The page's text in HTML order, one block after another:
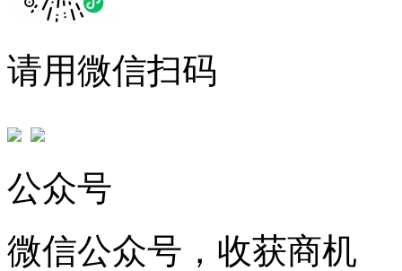
请用微信扫码
公众号
微信公众号，收获商机